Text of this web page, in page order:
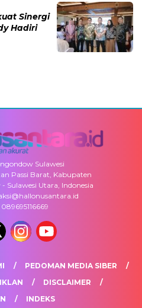
Sinergi
Hadiri
Sulawesi
Passi Barat, Kabupaten
Sulawesi Utara, Indonesia
PEDOMAN MEDIA SIBER
DISCLAIMER
INDEKS